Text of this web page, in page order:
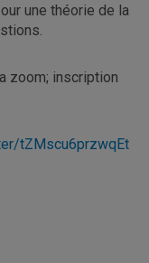
une théorie de la
zoom; inscription
tZMscu6przwqEt